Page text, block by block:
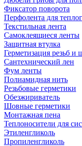
Фиксатор поворота
Перфолента для
Текстильная лента
Самоклеящиеся ленты
Защитная втулка
Герметизация резьб и
Сантехнический лен
Фум ленты
Полиамидная нить
Резьбовые герметики
Обезжириватель
Шовные герметики
Монтажная пена
Теплоносители для
Этиленгликоль
Пропиленгликоль